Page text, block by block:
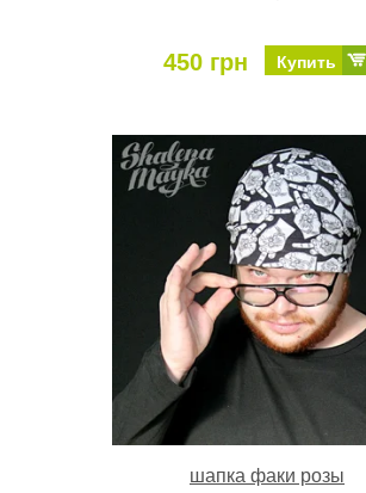
450 грн Купить
шапка факи розы